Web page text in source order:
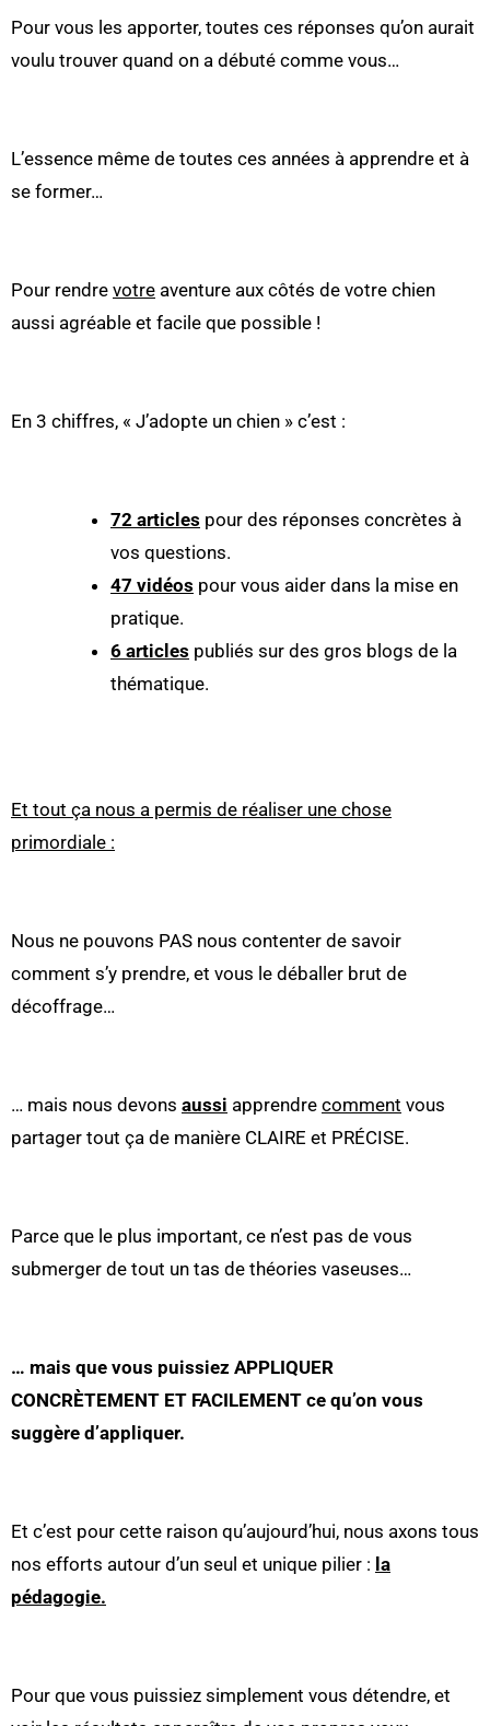
Pour vous les apporter, toutes ces réponses qu’on aurait
voulu trouver quand on a débuté comme vous…
L’essence même de toutes ces années à apprendre et à
se former…
Pour rendre votre aventure aux côtés de votre chien
aussi agréable et facile que possible !
En 3 chiffres, « J’adopte un chien » c’est :
72 articles pour des réponses concrètes à
vos questions.
47 vidéos pour vous aider dans la mise en
pratique.
6 articles publiés sur des gros blogs de la
thématique.
Et tout ça nous a permis de réaliser une chose
primordiale :
Nous ne pouvons PAS nous contenter de savoir
comment s’y prendre, et vous le déballer brut de
décoffrage…
… mais nous devons aussi apprendre comment vous
partager tout ça de manière CLAIRE et PRÉCISE.
Parce que le plus important, ce n’est pas de vous
submerger de tout un tas de théories vaseuses…
… mais que vous puissiez APPLIQUER
CONCRÈTEMENT ET FACILEMENT ce qu’on vous
suggère d’appliquer.
Et c’est pour cette raison qu’aujourd’hui, nous axons tous
nos efforts autour d’un seul et unique pilier : la
pédagogie.
Pour que vous puissiez simplement vous détendre, et